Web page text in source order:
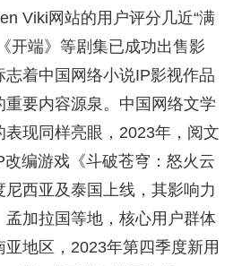
Viki网站的用户评分几近“满
开端》等剧集已成功出售影
着中国网络小说IP影视作品
要内容源泉。中国网络文学
现同样亮眼，2023年，阅文
编游戏《斗破苍穹：怒火云
西亚及泰国上线，其影响力
加拉国等地，核心用户群体
地区，2023年第四季度新用